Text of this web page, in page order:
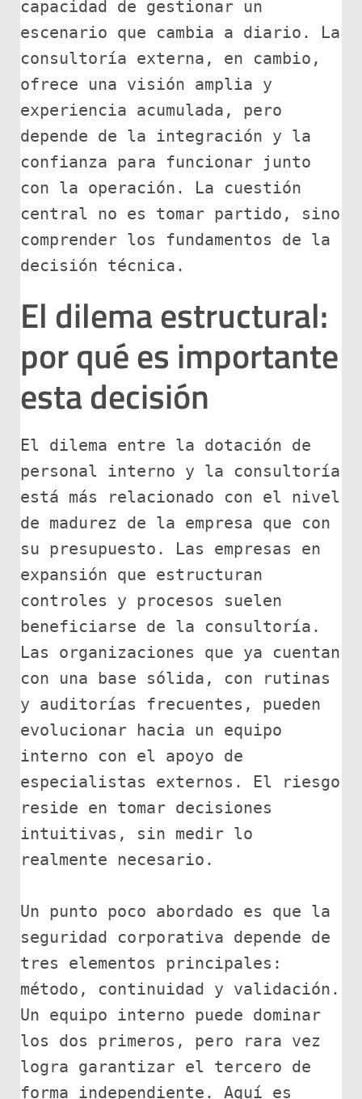
capacidad de gestionar un
escenario que cambia a diario. La
consultoría externa, en cambio,
ofrece una visión amplia y
experiencia acumulada, pero
depende de la integración y la
confianza para funcionar junto
con la operación. La cuestión
central no es tomar partido, sino
comprender los fundamentos de la
decisión técnica.
El dilema estructural:
por qué es importante
esta decisión
El dilema entre la dotación de
personal interno y la consultoría
está más relacionado con el nivel
de madurez de la empresa que con
su presupuesto. Las empresas en
expansión que estructuran
controles y procesos suelen
beneficiarse de la consultoría.
Las organizaciones que ya cuentan
con una base sólida, con rutinas
y auditorías frecuentes, pueden
evolucionar hacia un equipo
interno con el apoyo de
especialistas externos. El riesgo
reside en tomar decisiones
intuitivas, sin medir lo
realmente necesario.
Un punto poco abordado es que la
seguridad corporativa depende de
tres elementos principales:
método, continuidad y validación.
Un equipo interno puede dominar
los dos primeros, pero rara vez
logra garantizar el tercero de
forma independiente. Aquí es